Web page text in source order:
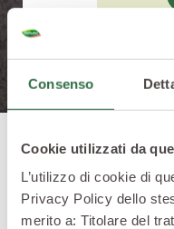
Consenso
Cookie utilizzati da
L’utilizzo di cookie di
Privacy Policy dello
merito a: Titolare del
Dove li